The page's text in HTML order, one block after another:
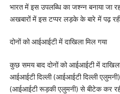
भारत में इस उपलब्धि का जश्न्न बनाया जा
अखबारों में इस टप्पर लड़के के बारे में पढ़
दोनों को आईआईटी में दाखिला मिल गया
कुछ समय बाद दोनों को आईआईटी में
आईआईटी दिल्ली (आईआईटी दिल्ली
(आईआईटी रूड़की एलुमनी) से बीटेक कर रही